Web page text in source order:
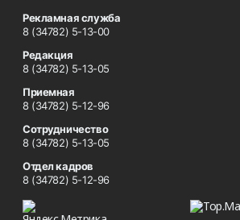
Рекламная служба
8 (34782) 5-13-00
Редакция
8 (34782) 5-13-05
Приемная
8 (34782) 5-12-96
Сотрудничество
8 (34782) 5-13-05
Отдел кадров
8 (34782) 5-12-96